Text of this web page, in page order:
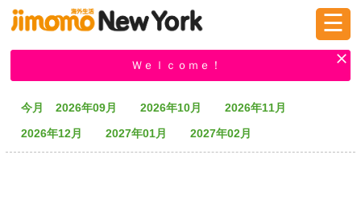
掲示板 タウン情報 教えて！
☰
Ｗｅｌｃｏｍｅ！
今月 2026年09月 2026年10月
2026年11月
2026年12月
2027年01月 2027年02月